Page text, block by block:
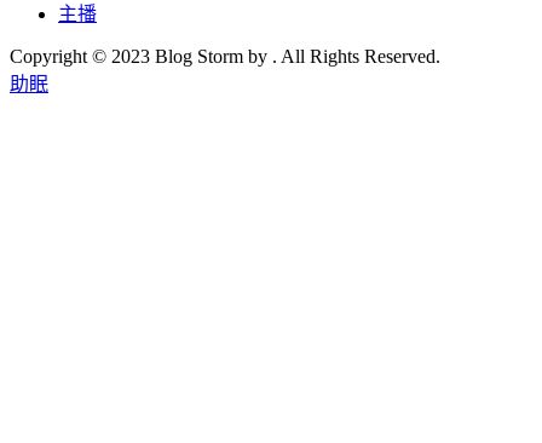
主播
Copyright © 2023 Blog Storm by . All Rights Reserved.
助眠